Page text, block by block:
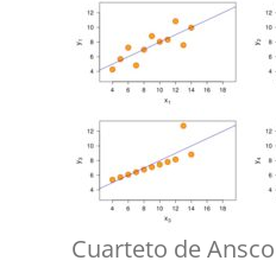
Cuarteto de